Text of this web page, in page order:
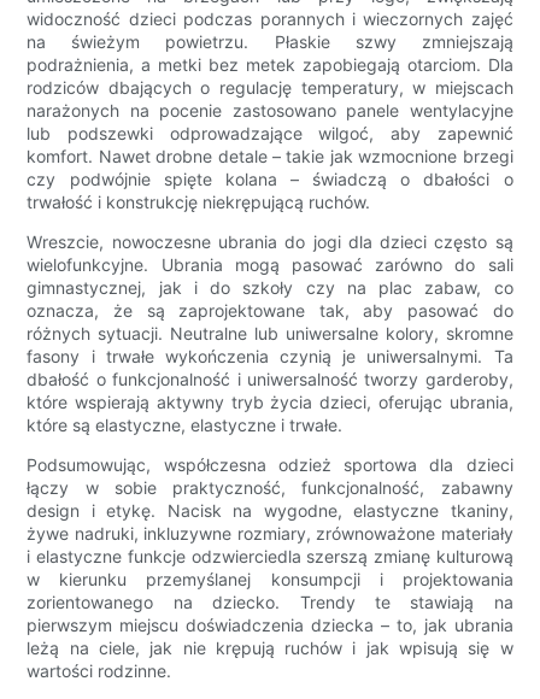
widoczność dzieci podczas porannych i wieczornych zajęć
na świeżym powietrzu. Płaskie szwy zmniejszają
podrażnienia, a metki bez metek zapobiegają otarciom. Dla
rodziców dbających o regulację temperatury, w miejscach
narażonych na pocenie zastosowano panele wentylacyjne
lub podszewki odprowadzające wilgoć, aby zapewnić
komfort. Nawet drobne detale – takie jak wzmocnione brzegi
czy podwójnie spięte kolana – świadczą o dbałości o
trwałość i konstrukcję niekrępującą ruchów.
Wreszcie, nowoczesne ubrania do jogi dla dzieci często są
wielofunkcyjne. Ubrania mogą pasować zarówno do sali
gimnastycznej, jak i do szkoły czy na plac zabaw, co
oznacza, że ​​są zaprojektowane tak, aby pasować do
różnych sytuacji. Neutralne lub uniwersalne kolory, skromne
fasony i trwałe wykończenia czynią je uniwersalnymi. Ta
dbałość o funkcjonalność i uniwersalność tworzy garderoby,
które wspierają aktywny tryb życia dzieci, oferując ubrania,
które są elastyczne, elastyczne i trwałe.
Podsumowując, współczesna odzież sportowa dla dzieci
łączy w sobie praktyczność, funkcjonalność, zabawny
design i etykę. Nacisk na wygodne, elastyczne tkaniny,
żywe nadruki, inkluzywne rozmiary, zrównoważone materiały
i elastyczne funkcje odzwierciedla szerszą zmianę kulturową
w kierunku przemyślanej konsumpcji i projektowania
zorientowanego na dziecko. Trendy te stawiają na
pierwszym miejscu doświadczenia dziecka – to, jak ubrania
leżą na ciele, jak nie krępują ruchów i jak wpisują się w
wartości rodzinne.